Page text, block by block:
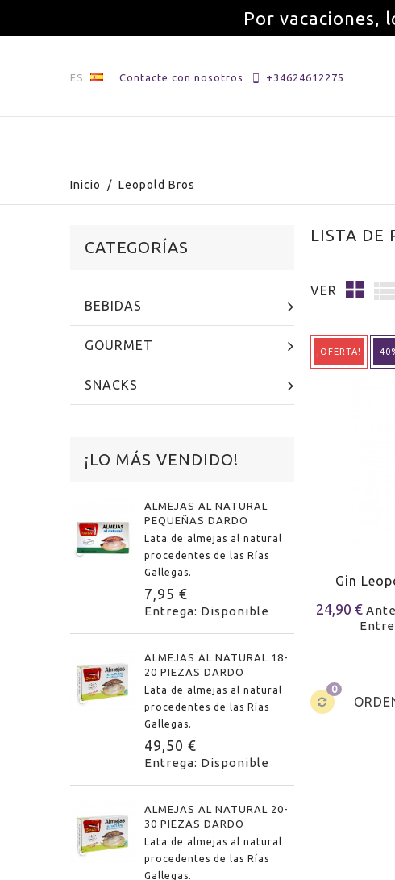
Por vacaciones,
ES Contacte con nosotros +34624612275
Inicio / Leopold Bros
CATEGORÍAS
BEBIDAS
GOURMET
SNACKS
¡LO MÁS VENDIDO!
ALMEJAS AL NATURAL
PEQUEÑAS DARDO
Lata de almejas al natural
procedentes de las Rías
Gallegas.
7,95 €
Entrega: Disponible
ALMEJAS AL NATURAL 18-
20 PIEZAS DARDO
Lata de almejas al natural
procedentes de las Rías
Gallegas.
49,50 €
Entrega: Disponible
ALMEJAS AL NATURAL 20-
30 PIEZAS DARDO
Lata de almejas al natural
procedentes de las Rías
Gallegas.
LISTA DE
VER
¡OFERTA! -
Gin
24,90 €
0